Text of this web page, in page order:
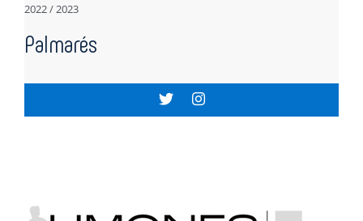
2022 / 2023
Palmarés